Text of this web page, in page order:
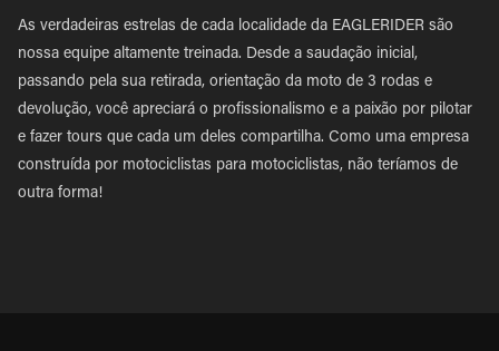
As verdadeiras estrelas de cada localidade da EAGLERIDER são
nossa equipe altamente treinada. Desde a saudação inicial,
passando pela sua retirada, orientação da moto de 3 rodas e
devolução, você apreciará o profissionalismo e a paixão por pilotar
e fazer tours que cada um deles compartilha. Como uma empresa
construída por motociclistas para motociclistas, não teríamos de
outra forma!